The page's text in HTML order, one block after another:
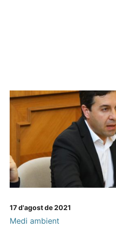
17 d'agost de 2021
Medi ambient